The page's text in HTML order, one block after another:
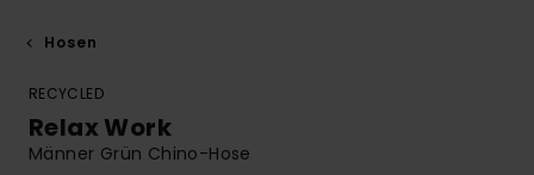
Hosen
RECYCLED
Relax Work
Männer Grün Chino-Hose